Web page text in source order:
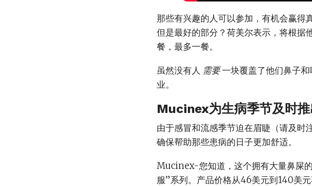
那些有兴趣的人可以参加，有机会赢
但是最好的部分？荷美尔表示，将根
餐，最多一餐。
虽然没有人 需要一块覆盖了他们鼻子
业。
Mucinex为生病季节及时推
由于感冒和流感季节迫在眉睫（请及
确保帮助那些患病的日子更加舒适。
Mucinex-您知道，这个拥有大量鼻屎
服”系列。产品价格从46美元到140美元